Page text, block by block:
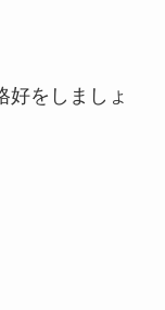
好をしましょ